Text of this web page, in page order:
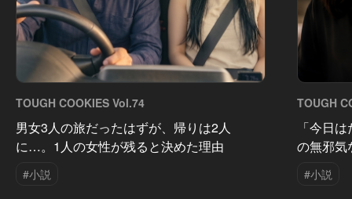
TOUGH COOKIES Vol.74
男女3人の旅だったはずが、帰りは2人
に…。1人の女性が残ると決めた理由
#小説
TOUGH
「今日
の無邪気
#小説